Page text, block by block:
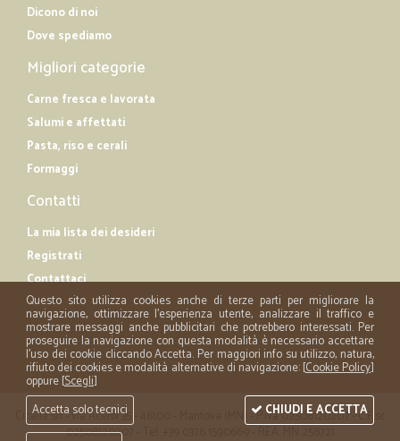
Dicono di noi
Dove spediamo
Migliori categorie
Carne fresca e lavorata
Salumi e affettati
Pasta, riso e cerali
Formaggi
Contatti
La mia lista dei desideri
Registrati
Contattaci
Cicalia srl - via Acerbi 35 - 46100 - Mantova (MN) - P.iva 02508120207 - C.Fisc
02508120207 - Tel. +39 0376 1590669 - REA: MN 258721
Questo sito utilizza cookies anche di terze parti per migliorare la
navigazione, ottimizzare l'esperienza utente, analizzare il traffico e
mostrare messaggi anche pubblicitari che potrebbero interessati. Per
proseguire la navigazione con questa modalità è necessario accettare
l'uso dei cookie cliccando Accetta. Per maggiori info su utilizzo, natura,
rifiuto dei cookies e modalità alternative di navigazione: [Cookie Policy]
oppure [Scegli]
Accetta solo tecnici
CHIUDI E ACCETTA